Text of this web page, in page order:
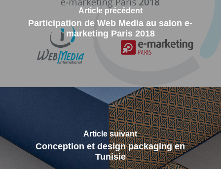
Article précédent
Participation de Web Media au salon e-
marketing Paris 2018
Article suivant
Conception et design packaging en
Tunisie